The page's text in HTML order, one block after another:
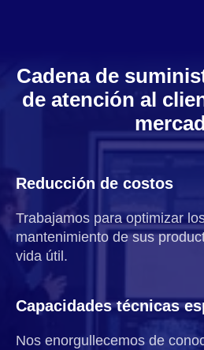
Cadena de
de atención al
Reducción de costos
Trabajamos para optimizar
mantenimiento de sus
vida útil.
Capacidades técnicas
Nos enorgullecemos de